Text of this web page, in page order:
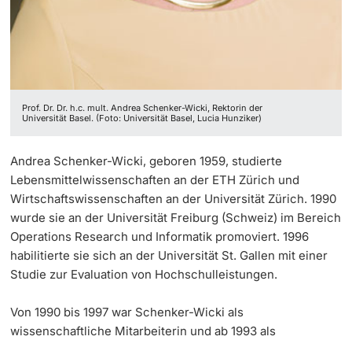
weitere Informationen
Notfall & Beratung
Kontakt & Anfahrt
Prof. Dr. Dr. h.c. mult. Andrea Schenker-Wicki, Rektorin der
Universität Basel. (Foto: Universität Basel, Lucia Hunziker)
Andrea Schenker-Wicki, geboren 1959, studierte
Lebensmittelwissenschaften an der ETH Zürich und
Wirtschaftswissenschaften an der Universität Zürich. 1990
wurde sie an der Universität Freiburg (Schweiz) im Bereich
Operations Research und Informatik promoviert. 1996
habilitierte sie sich an der Universität St. Gallen mit einer
Studie zur Evaluation von Hochschulleistungen.
Von 1990 bis 1997 war Schenker-Wicki als
wissenschaftliche Mitarbeiterin und ab 1993 als